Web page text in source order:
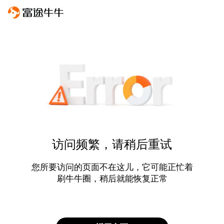
访问频繁，请稍后重试
您所要访问的页面不在这儿，它可能正忙着
刷牛牛圈，稍后就能恢复正常